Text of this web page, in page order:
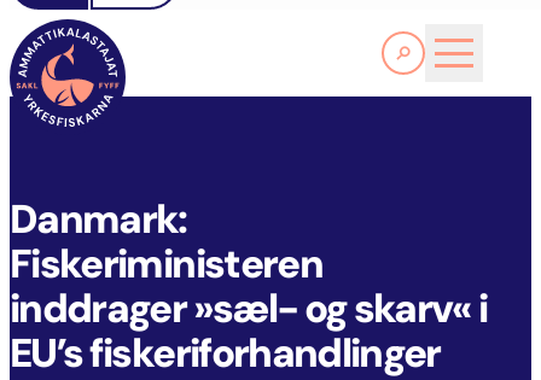
Lue lisää
SAKL
Danmark:
Fiskeriministeren
inddrager »sæl- og skarv« i
EU’s fiskeriforhandlinger